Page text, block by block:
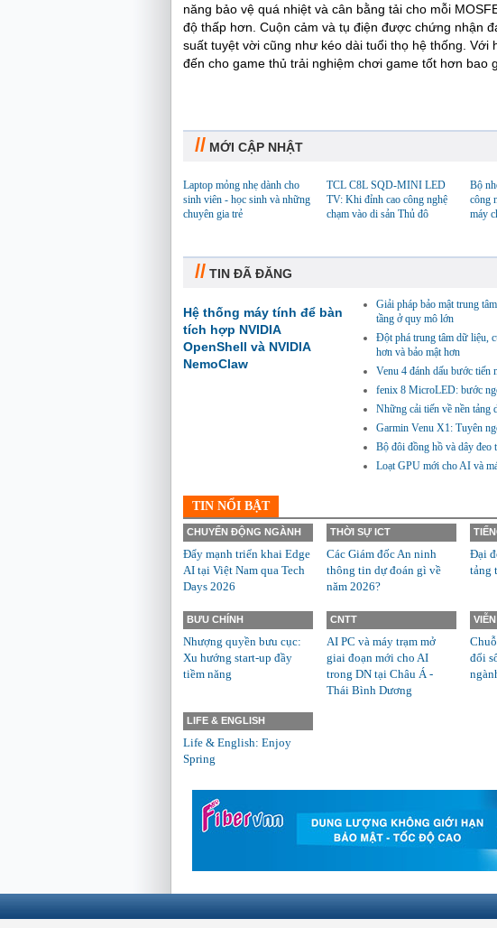
năng bảo vệ quá nhiệt và cân bằng tải cho mỗi
độ thấp hơn. Cuộn cảm và tụ điện được chứng nhận
suất tuyệt vời cũng như kéo dài tuổi thọ hệ thống. Với
đến cho game thủ trải nghiệm chơi game tốt hơn bao
// MỚI CẬP NHẬT
Laptop mỏng nhẹ dành cho
sinh viên - học sinh và những
chuyên gia trẻ
TCL C8L SQD-MINI LED
TV: Khi đỉnh cao công nghệ
chạm vào di sản Thủ đô
Bộ
công
máy
// TIN ĐÃ ĐĂNG
Hệ thống máy tính để bàn
tích hợp NVIDIA
OpenShell và NVIDIA
NemoClaw
Giải pháp bảo mật trung
tầng ở quy mô lớn
Đột phá trung tâm dữ liệu,
hơn và bảo mật hơn
Venu 4 đánh dấu bước tiến
fenix 8 MicroLED: bước
Những cải tiến về nền
Garmin Venu X1: Tuyên
Bộ đôi đồng hồ và dây
Loạt GPU mới cho AI và
TIN NỔI BẬT
CHUYỂN ĐỘNG NGÀNH
Đẩy mạnh triển khai Edge
AI tại Việt Nam qua Tech
Days 2026
THỜI SỰ ICT
Các Giám đốc An ninh
thông tin dự đoán gì về
năm 2026?
Đại
tảng
BƯU CHÍNH
Nhượng quyền bưu cục:
Xu hướng start-up đầy
tiềm năng
CNTT
AI PC và máy trạm mở
giai đoạn mới cho AI
trong DN tại Châu Á -
Thái Bình Dương
đổi
LIFE & ENGLISH
Life & English: Enjoy
Spring